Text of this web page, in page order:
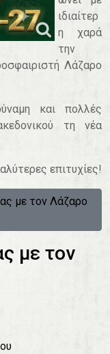
ιδιαίτερ
η χαρά
την
Λάζαρο
και πολλές
τη νέα
επιτυχίες!
με τον Λάζαρο
με τον